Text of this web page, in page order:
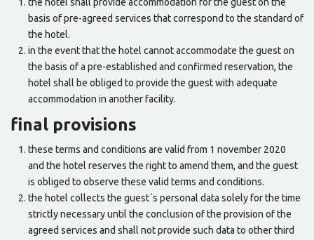
basis of pre-agreed services that correspond to the standard of
the hotel.
in the event that the hotel cannot accommodate the guest on
the basis of a pre-established and confirmed reservation, the
hotel shall be obliged to provide the guest with adequate
accommodation in another facility.
final provisions
these terms and conditions are valid from 1 november 2020
and the hotel reserves the right to amend them, and the guest
is obliged to observe these valid terms and conditions.
the hotel collects the guest´s personal data solely for the time
strictly necessary until the conclusion of the provision of the
agreed services and shall not provide such data to other third